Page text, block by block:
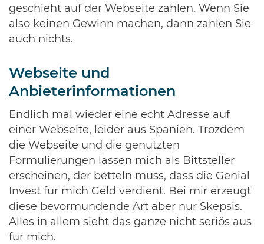
geschieht auf der Webseite zahlen. Wenn Sie
also keinen Gewinn machen, dann zahlen Sie
auch nichts.
Webseite und
Anbieterinformationen
Endlich mal wieder eine echt Adresse auf
einer Webseite, leider aus Spanien. Trozdem
die Webseite und die genutzten
Formulierungen lassen mich als Bittsteller
erscheinen, der betteln muss, dass die Genial
Invest für mich Geld verdient. Bei mir erzeugt
diese bevormundende Art aber nur Skepsis.
Alles in allem sieht das ganze nicht seriös aus
für mich.